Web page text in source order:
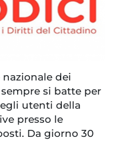
nazionale dei
si batte per
utenti della
presso le
Da giorno 30